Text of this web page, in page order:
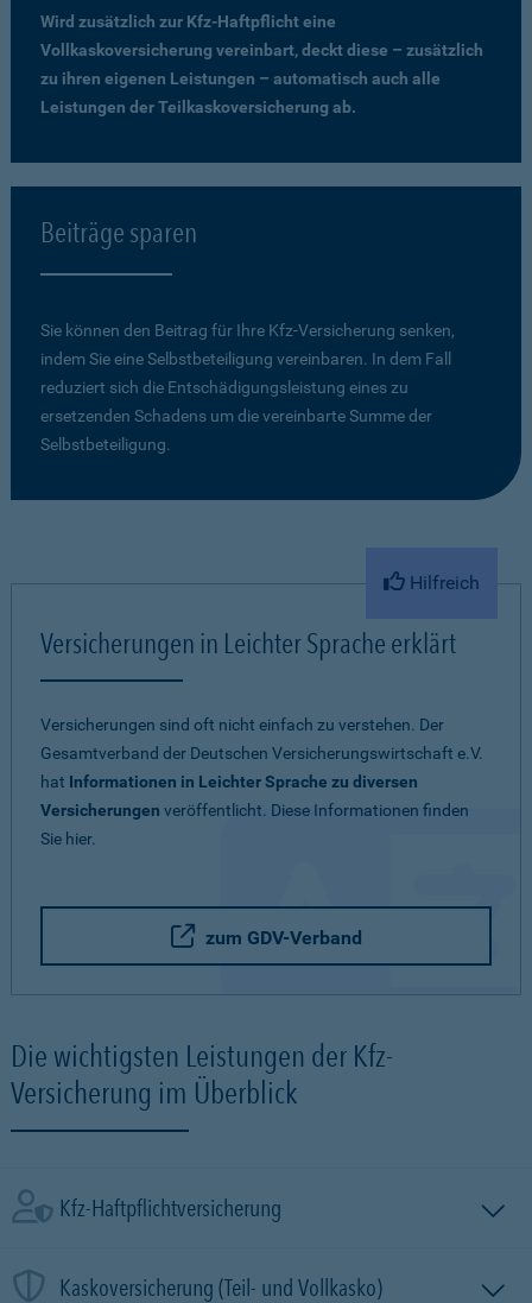
Wird zusätzlich zur Kfz-Haftpflicht eine
Vollkaskoversicherung vereinbart, deckt diese – zusätzlich
zu ihren eigenen Leistungen – automatisch auch alle
Leistungen der Teilkaskoversicherung ab.
Beiträge sparen
Sie können den Beitrag für Ihre Kfz-Versicherung senken,
indem Sie eine Selbstbeteiligung vereinbaren. In dem Fall
reduziert sich die Entschädigungsleistung eines zu
ersetzenden Schadens um die vereinbarte Summe der
Selbstbeteiligung.
Hilfreich
Versicherungen in Leichter Sprache erklärt
Versicherungen sind oft nicht einfach zu verstehen. Der
Gesamtverband der Deutschen Versicherungswirtschaft e.V.
hat Informationen in Leichter Sprache zu diversen
Versicherungen veröffentlicht. Diese Informationen finden
Sie hier.
zum GDV-Verband
Die wichtigsten Leistungen der Kfz-
Versicherung im Überblick
Kfz-Haftpflichtversicherung
Kaskoversicherung (Teil- und Vollkasko)